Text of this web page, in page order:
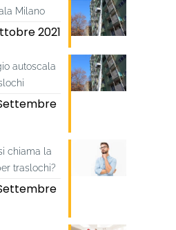
Milano
2021
autoscala
chiama la
traslochi?